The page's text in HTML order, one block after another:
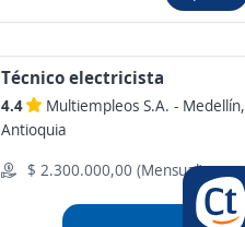
Técnico electricista
4.4 Multiempleos S.A. - Medellín,
Antioquia
$ 2.300.000,00 (Mensual)